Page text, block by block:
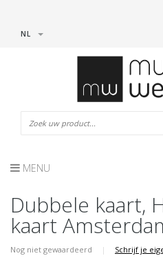
NL
MENU
Dubbele kaart,
kaart
Nog niet gewaardeerd | Schrijf je